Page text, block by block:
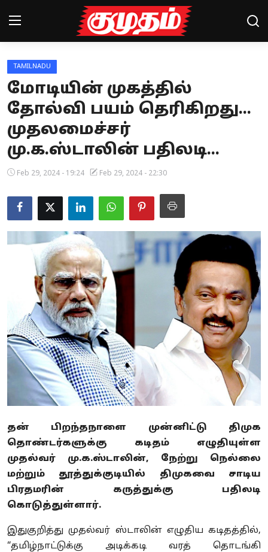
Home
Magazines
Games
Cinema
Health
Sports
Special Story
Business
Crime
Tamilnadu
National
World
Spirituality
Weather
Politics
TAMILNADU
மோடியின் முகத்தில்
தோல்வி பயம் தெரிகிறது...
முதலமைச்சர்
மு.க.ஸ்டாலின் பதிலடி...
Feb 29, 2024 - 19:24 Feb 29, 2024 - 22:30
தன் பிறந்தநாளை முன்னிட்டு திமுக
தொண்டர்களுக்கு கடிதம் எழுதியுள்ள
முதல்வர் மு.க.ஸ்டாலின், நேற்று நெல்லை
மற்றும் தூத்துக்குடியில் திமுகவை சாடிய
பிரதமரின் கருத்துக்கு பதிலடி
கொடுத்துள்ளார்.
இதுகுறித்து முதல்வர் ஸ்டாலின் எழுதிய கடிதத்தில்,
“தமிழ்நாட்டுக்கு அடிக்கடி வரத் தொடங்கி